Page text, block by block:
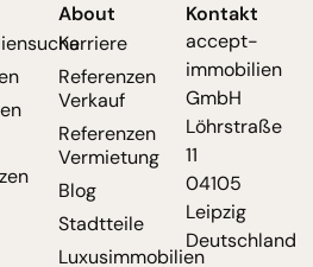
About
Karriere
Referenzen
Verkauf
Referenzen
Vermietung
Blog
Stadtteile
Luxusimmobilien
Kontakt
accept-
immobilien
GmbH
Löhrstraße
11
04105
Leipzig
Deutschland